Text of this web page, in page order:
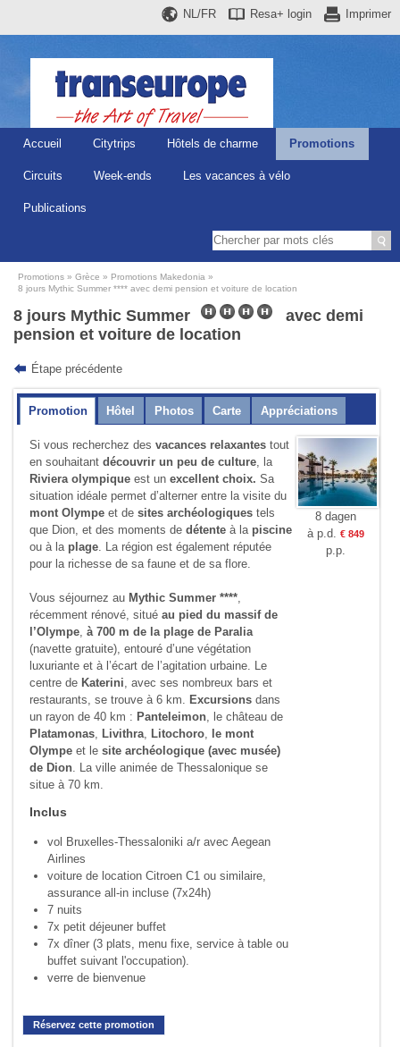
Imprimer
Resa+ login
NL/FR
Accueil Citytrips Hôtels de charme Promotions
Circuits Week-ends Les vacances à vélo
Publications
Promotions Grèce
Promotions Makedonia
8 jours Mythic Summer **** avec demi pension et voiture de location
8 jours Mythic Summer
avec demi
pension et voiture de location
Étape précédente
Promotion Hôtel Photos Carte Appréciations
Si vous recherchez desvacances relaxantes tout
en souhaitantdécouvrir un peu de culture, la
Riviera olympiqueest unexcellent choix. Sa
situation idéale permet d’alterner entre la visite du
mont Olympe et desites archéologiques tels
que Dion, et des moments dedétenteà la piscine
ou à la plage. La région est également réputée
pour la richesse de sa faune et de sa flore.
Vous séjournez au Mythic Summer ****,
récemment rénové, situéau pied du massif de
l’Olympe, à 700 m de la plage de Paralia
(navette gratuite), entouré d’une végétation
luxuriante et à l’écart de l’agitation urbaine. Le
centre de Katerini, avec ses nombreux bars et
restaurants, se trouve à 6 km. Excursionsdans
un rayon de 40 km : Panteleimon, le château de
Platamonas, Livithra, Litochoro, le mont
Olympeet lesite archéologique (avec musée)
de Dion. La ville animée de Thessalonique se
situe à 70 km.
Inclus
vol Bruxelles-Thessaloniki a/r avec Aegean
Airlines
voiture de location Citroen C1 ou similaire,
assurance all-in incluse (7x24h)
7 nuits
7x petit déjeuner buffet
7x dîner (3 plats, menu fixe, service à table ou
buffet suivant l'occupation).
verre de bienvenue
8 dagen
à p.d.
€ 849
p.p.
Réservez cette promotion